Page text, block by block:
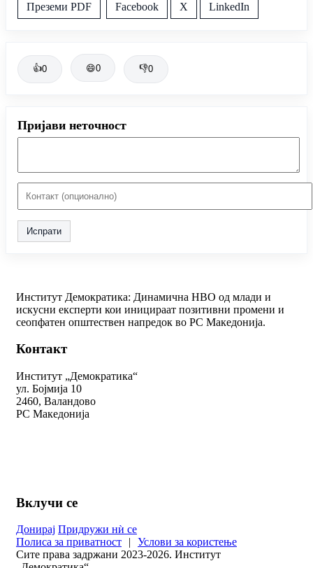
Преземи PDF Facebook X LinkedIn
👍0 😄0 👎0
Пријави неточност
Испрати
Институт Демократика: Динамична НВО од млади и
искусни експерти кои иницираат позитивни промени и
сеопфатен општествен напредок во РС Македонија.
Контакт
Институт „Демократика“
ул. Бојмија 10
2460, Валандово
РС Македонија
Вклучи се
Донирај Придружи нѝ се
Полиса за приватност
|
Услови за користење
Сите права задржани 2023-2026. Институт